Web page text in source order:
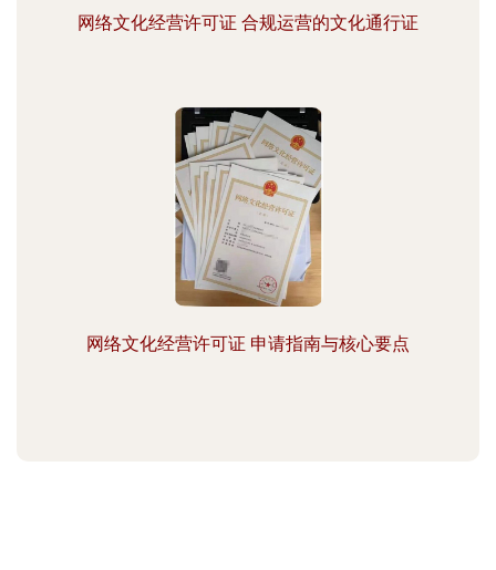
网络文化经营许可证 合规运营的文化通行证
网络文化经营许可证 申请指南与核心要点